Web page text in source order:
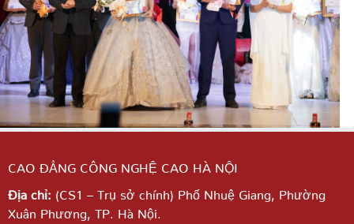
CAO ĐẲNG CÔNG NGHỆ CAO HÀ NỘI
Địa chỉ: (CS1 – Trụ sở chính) Phố Nhuệ Giang, Phường
Xuân Phương, TP. Hà Nội.